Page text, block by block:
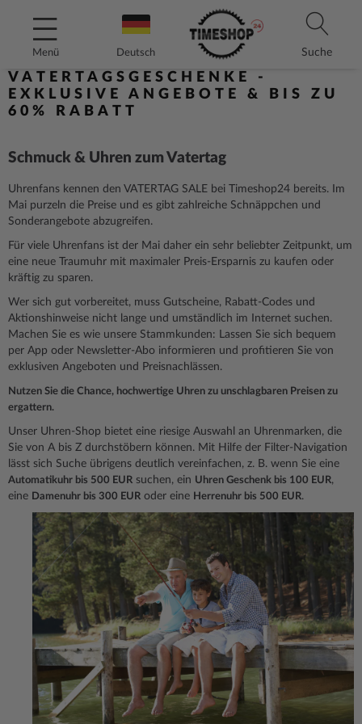
Inhalt
Menü Deutsch Suche
VATERTAGSGESCHENKE -
EXKLUSIVE ANGEBOTE & BIS ZU
60% RABATT
Schmuck & Uhren zum Vatertag
Uhrenfans kennen den VATERTAG SALE bei Timeshop24 bereits. Im
Mai purzeln die Preise und es gibt zahlreiche Schnäppchen und
Sonderangebote abzugreifen.
Für viele Uhrenfans ist der Mai daher ein sehr beliebter Zeitpunkt, um
eine neue Traumuhr mit maximaler Preis-Ersparnis zu kaufen oder
kräftig zu sparen.
Wer sich gut vorbereitet, muss Gutscheine, Rabatt-Codes und
Aktionshinweise nicht lange und umständlich im Internet suchen.
Machen Sie es wie unsere Stammkunden: Lassen Sie sich bequem
per App oder Newsletter-Abo informieren und profitieren Sie von
exklusiven Angeboten und Preisnachlässen.
Nutzen Sie die Chance, hochwertige Uhren zu unschlagbaren Preisen zu
ergattern.
Unser Uhren-Shop bietet eine riesige Auswahl an Uhrenmarken, die
Sie von A bis Z durchstöbern können. Mit Hilfe der Filter-Navigation
lässt sich Suche übrigens deutlich vereinfachen, z. B. wenn Sie eine
Automatikuhr bis 500 EUR suchen, ein Uhren Geschenk bis 100 EUR,
eine Damenuhr bis 300 EUR oder eine Herrenuhr bis 500 EUR.